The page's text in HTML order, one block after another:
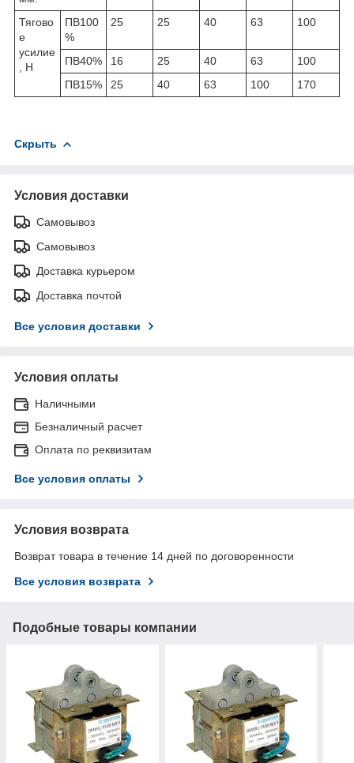
Тягово
е
усилие
, H
ПВ100
%
25 25 40 63 100
ПВ40% 16 25 40 63
100
ПВ15%
25 40 63 100 170
Скрыть
Условия доставки
Самовывоз
Самовывоз
Доставка курьером
Доставка почтой
Все условия доставки
Условия оплаты
Наличными
Безналичный расчет
Оплата по реквизитам
Все условия оплаты
Условия возврата
Возврат товара в течение 14 дней по договоренности
Все условия возврата
Подобные товары компании